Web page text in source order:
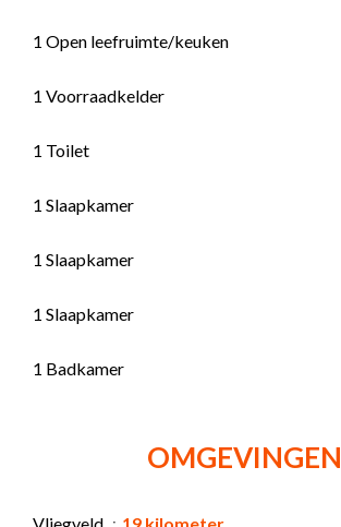
1 Open leefruimte/keuken
1 Voorraadkelder
1 Toilet
1 Slaapkamer
1 Slaapkamer
1 Slaapkamer
1 Badkamer
OMGEVINGEN